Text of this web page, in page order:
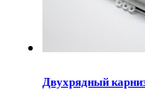
Двухрядный